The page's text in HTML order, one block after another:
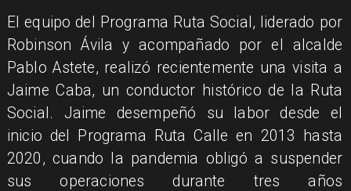
El equipo del Programa Ruta Social, liderado por
Robinson Ávila y acompañado por el alcalde
Pablo Astete, realizó recientemente una visita a
Jaime Caba, un conductor histórico de la Ruta
Social. Jaime desempeñó su labor desde el
inicio del Programa Ruta Calle en 2013 hasta
2020, cuando la pandemia obligó a suspender
sus operaciones durante tres años